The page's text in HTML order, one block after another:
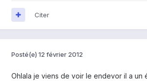
Citer
Posté(e) 12 février 2012
Ohlala je viens de voir le endevor il a